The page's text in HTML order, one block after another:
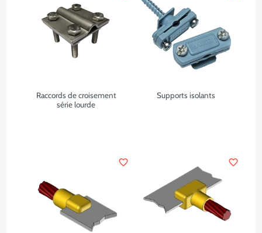
Raccords de croisement
série lourde
Supports isolants
favorite_border favorite_border